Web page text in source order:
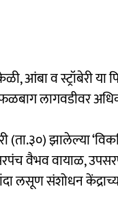
आंबा व स्ट्रॉबेरी
लागवडीवर
(ता.३०) झालेल्या
वैभव वायाळ,
संशोधन केंद्राच्या